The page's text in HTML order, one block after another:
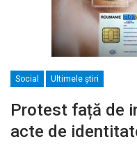
Social Ultimele ştiri
Protest față de
acte de